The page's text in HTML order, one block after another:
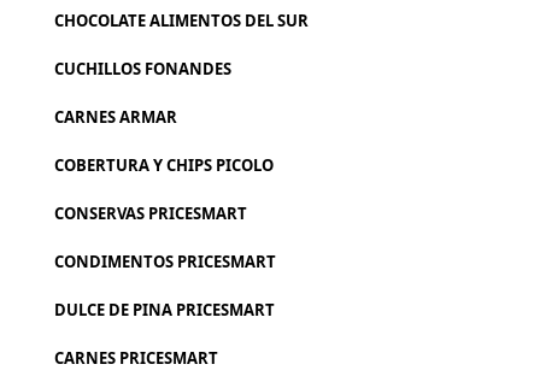
CHOCOLATE ALIMENTOS DEL SUR
CUCHILLOS FONANDES
CARNES ARMAR
COBERTURA Y CHIPS PICOLO
CONSERVAS PRICESMART
CONDIMENTOS PRICESMART
DULCE DE PINA PRICESMART
CARNES PRICESMART